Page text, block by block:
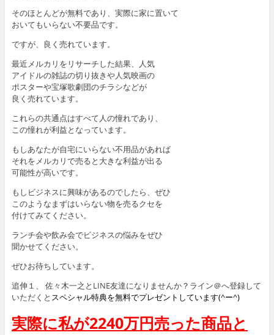
そのほとんどが無料であり、実際に家に置いて
おいてもいらない不要品です。
ですが、良く売れています。
最近メルカリをリサーチした結果、人気
アイドルの雑誌の切り抜きや人気映画の
ポスターや宝塚歌劇団のチラシなどが
良く売れています。
これらの共通点はすべて人の憧れであり、
この憧れが利益となっています。
もしあなたが自宅にいらない不用品があれば
それをメルカリで売ると大きな利益が出る
可能性が高いです。
もしビジネスに興味があるのでしたら、ぜひ
このようなまずはいらない物を売るクセを
付けてみてください。
ランチ会や飲み会でビジネスの悩みをぜひ
聞かせてください。
ぜひお待ちしています。
追伸１、 佐々木一之とLINE友達になりませんか？ライン＠へ登録して
いただくと スペシャル特典を無料でプレゼントしています(^ー^)
実際に私が2240万円売った商品と